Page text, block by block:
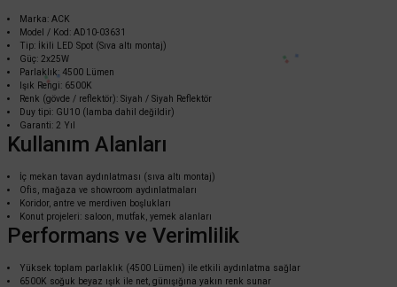
ACK 2x10 4000K Naturel Beyaz Siyah Reflektörlü Beyazİkili Led Spot Sıva
Marka: ACK
Model / Kod: AD10-03631
Tip: İkili LED Spot (Sıva altı montaj)
Güç: 2x25W
Parlaklık: 4500 Lümen
Işık Rengi: 6500K
Renk (gövde / reflektör): Siyah / Siyah Reflektör
Duy tipi: GU10 (lamba dahil değildir)
Garanti: 2 Yıl
Kullanım Alanları
İç mekan tavan aydınlatması (sıva altı montaj)
Ofis, mağaza ve showroom aydınlatmaları
Koridor, antre ve merdiven boşlukları
Konut projeleri: saloon, mutfak, yemek alanları
Performans ve Verimlilik
Yüksek toplam parlaklık (4500 Lümen) ile etkili aydınlatma sağlar
6500K soğuk beyaz ışık ile net, günışığına yakın renk sunar